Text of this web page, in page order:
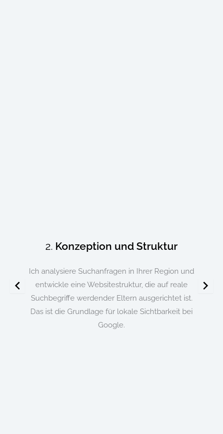
2. Konzeption und Struktur
Ich analysiere Suchanfragen in Ihrer Region und
entwickle eine Websitestruktur, die auf reale
Suchbegriffe werdender Eltern ausgerichtet ist.
Das ist die Grundlage für lokale Sichtbarkeit bei
Google.